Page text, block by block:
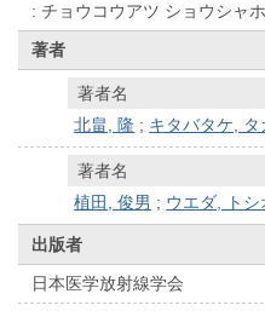
: チョウコウアツ ショウシャ
著者
著者名
北畠, 隆 ; キタバタケ, タ
著者名
植田, 俊男 ; ウエダ, トシ
出版者
日本医学放射線学会